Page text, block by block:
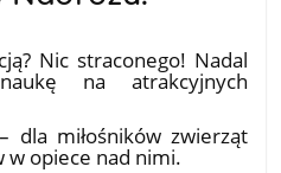
Nic straconego! Nadal
na atrakcyjnych
– dla miłośników zwierząt
w opiece nad nimi.